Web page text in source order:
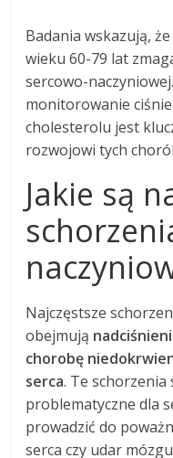
Badania wskazują, że
wieku 60-79 lat
sercowo-
monitorowanie
cholesterolu jest
rozwojowi tych
Jakie są
Najczęstsze
obejmują
chorobę
serca. Te schorzenia
problematyczne dla
prowadzić do
serca czy udar